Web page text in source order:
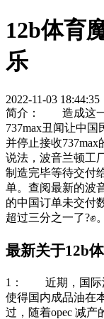
12b体育
乐
2022-11-03 18:44:35
简介： 造成这一
737max丑闻让中国
并停止接收
说法，波音兰顿工
制造完毕等待交付
单。查阅最新的波
的中国订单未交付
超过三分之一了?✊。
最新关于12b
1： 近期，国际油
使得国内成品油在
过，随着opec 减产